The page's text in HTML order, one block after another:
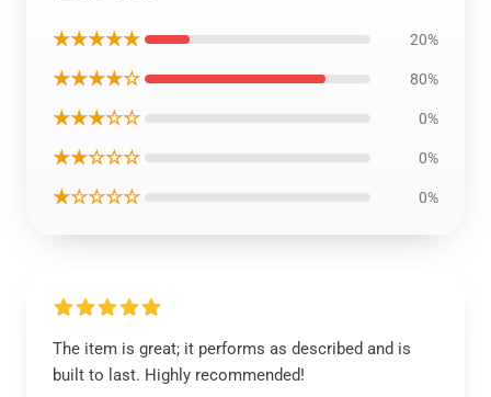
★★★★★ 20%
★★★★☆ 80%
★★★☆☆ 0%
★★☆☆☆ 0%
★☆☆☆☆ 0%
The item is great; it performs as described and is
built to last. Highly recommended!